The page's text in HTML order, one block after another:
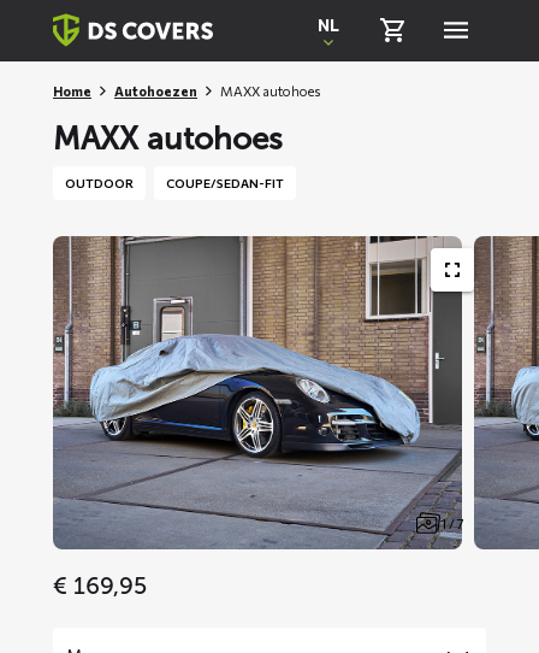
Skiplinks
NL
Home Autohoezen MAXX autohoes
MAXX autohoes
OUTDOOR COUPE/SEDAN-FIT
1 / 7
€ 169,95